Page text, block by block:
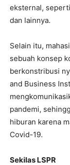
eksternal,
dan lainnya.
Selain itu,
sebuah konsep
berkonstribusi
and Business
pandemi,
hiburan karena
Covid-19.
Sekilas LSPR